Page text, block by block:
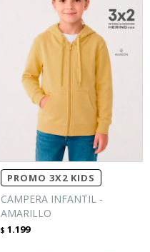
PROMO 3X2 KIDS
CAMPERA INFANTIL -
AMARILLO
$ 1.199